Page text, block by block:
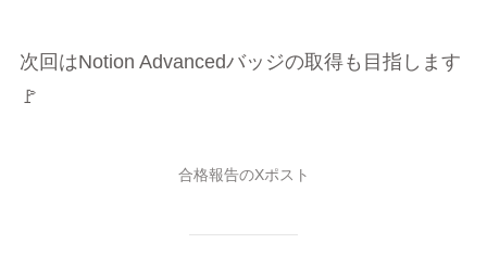
次回はNotion Advancedバッジの取得も目指します
🚩
合格報告のXポスト